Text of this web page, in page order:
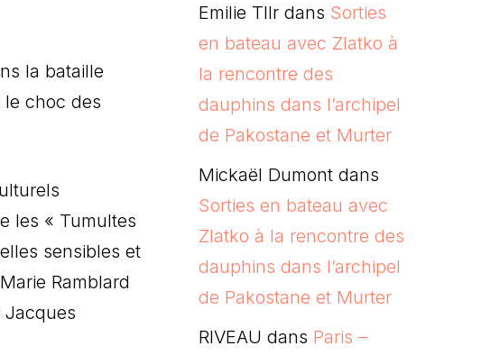
la bataille
le choc des
les « Tumultes
sensibles et
Ramblard
Jacques
Emilie Tllrdans Sorties
en bateau avec Zlatko à
la rencontre des
dauphins dans l’archipel
de Pakostane et Murter
Mickaël Dumontdans
Sorties en bateau avec
Zlatko à la rencontre des
dauphins dans l’archipel
de Pakostane et Murter
RIVEAU dans Paris –